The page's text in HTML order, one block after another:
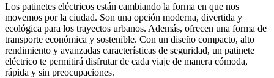
Los patinetes eléctricos están cambiando la forma en que nos
movemos por la ciudad. Son una opción moderna, divertida y
ecológica para los trayectos urbanos. Además, ofrecen una forma de
transporte económica y sostenible. Con un diseño compacto, alto
rendimiento y avanzadas características de seguridad, un patinete
eléctrico te permitirá disfrutar de cada viaje de manera cómoda,
rápida y sin preocupaciones.